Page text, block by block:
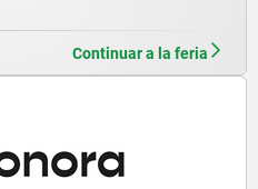
Continuar a la feria